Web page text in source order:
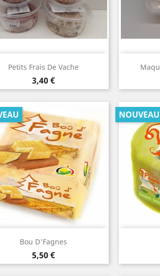
Petits Frais De Vache
Prix
3,40 €
Aperçu rapide
Bou D'Fagnes
Prix
5,50 €
Aperçu rapide
NOUVEAU